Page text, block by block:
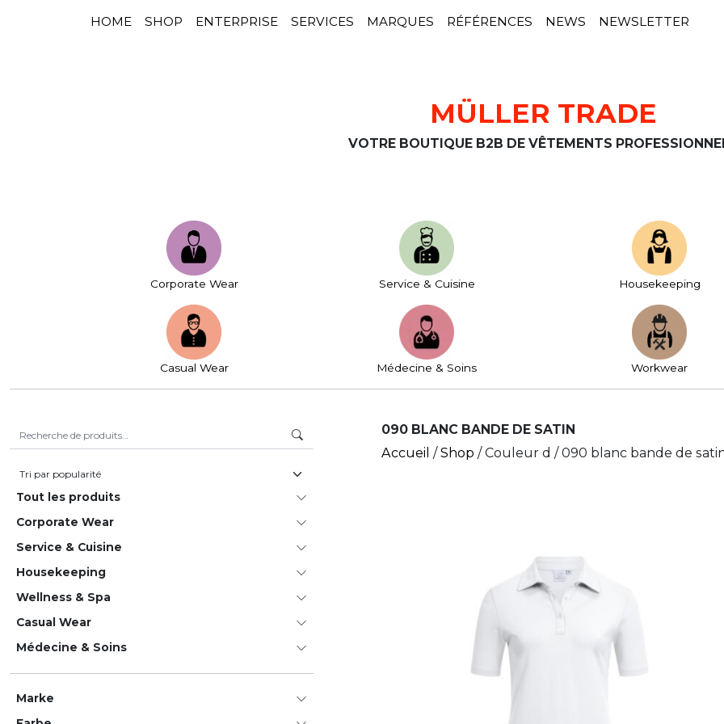
NAVIGATION PRINCIPALE
HOME SHOP ENTERPRISE SERVICES MARQUES RÉFÉRENCES NEWS NEWSLETTER
MÜLLER TRADE
VOTRE BOUTIQUE B2B DE VÊTEMENTS
Corporate Wear Service & Cuisine House­keeping
Casual Wear Médecine & Soins Workwear
Tout les produits
Corporate Wear
Service & Cuisine
House­keeping
Wellness & Spa
Casual Wear
Médecine & Soins
Marke
090 BLANC BANDE DE SATIN
Accueil /Shop / Couleur d / 090 blanc bande de